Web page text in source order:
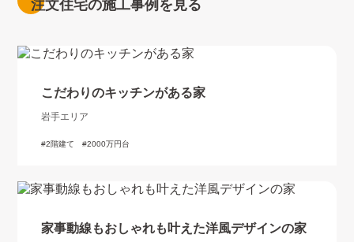
注文住宅の施工事例を見る
こだわりのキッチンがある家
岩手エリア
2階建て 2000万円台
家事動線もおしゃれも叶えた洋風デザインの家